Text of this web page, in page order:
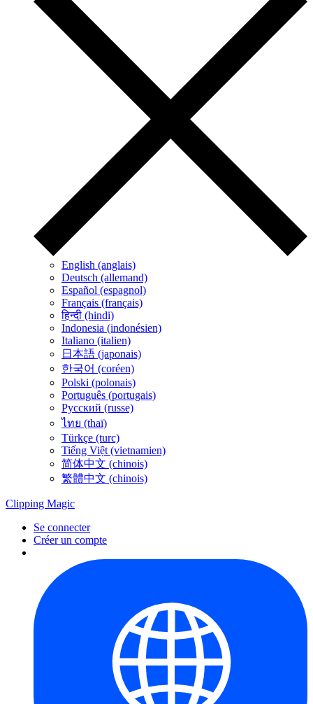
English (anglais)
Deutsch (allemand)
Español (espagnol)
Français (français)
हिन्दी (hindi)
Indonesia (indonésien)
Italiano (italien)
日本語 (japonais)
한국어 (coréen)
Polski (polonais)
Português (portugais)
Русский (russe)
ไทย (thaï)
Türkçe (turc)
Tiếng Việt (vietnamien)
简体中文 (chinois)
繁體中文 (chinois)
Clipping Magic
Se connecter
Créer un compte